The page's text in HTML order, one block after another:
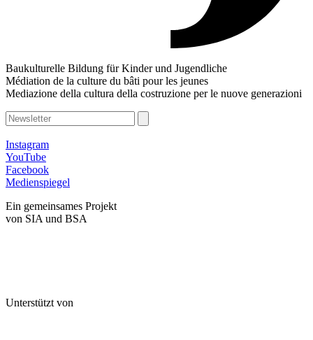
Baukulturelle Bildung für Kinder und Jugendliche
Médiation de la culture du bâti pour les jeunes
Mediazione della cultura della costruzione per le nuove generazioni
Instagram
YouTube
Facebook
Medienspiegel
Ein gemeinsames Projekt
von SIA und BSA
Unterstützt von